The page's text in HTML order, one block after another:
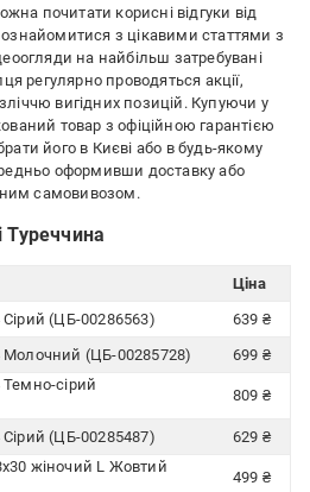
почитати корисні відгуки від
з цікавими статтями з
на найбільш затребувані
регулярно проводяться акції,
вигідних позицій. Купуючи у
товар з офіційною гарантією
його в Києві або в будь-якому
оформивши доставку або
самовивозом.
Туреччина
Ціна
(ЦБ-00286563)
639 ₴
Молочний (ЦБ-00285728)
699 ₴
сірий
809 ₴
(ЦБ-00285487)
629 ₴
жіночий L Жовтий
499 ₴